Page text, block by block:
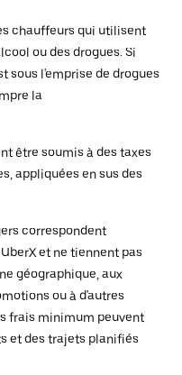
chauffeurs qui utilisent
ou des drogues. Si
sous l'emprise de drogues
la
être soumis à des taxes
appliquées en sus des
correspondent
et ne tiennent pas
géographique, aux
ou à d'autres
frais minimum peuvent
et des trajets planifiés